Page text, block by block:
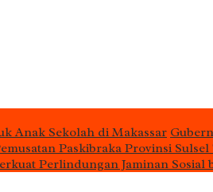
Anak Sekolah di Makassar
Paskibraka Provinsi Sulsel
Perlindungan Jaminan Sosial